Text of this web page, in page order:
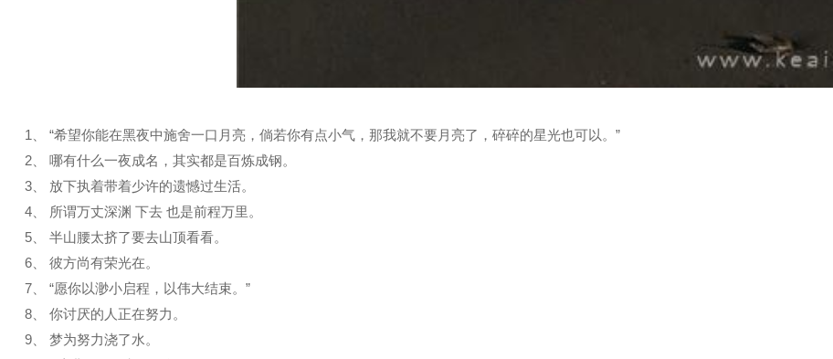
1、 “希望你能在黑夜中施舍一口月亮，倘若你有点小气，那我就不要月亮了，碎碎的星光也可以。”
2、 哪有什么一夜成名，其实都是百炼成钢。
3、 放下执着带着少许的遗憾过生活。
4、 所谓万丈深渊 下去 也是前程万里。
5、 半山腰太挤了要去山顶看看。
6、 彼方尚有荣光在。
7、 “愿你以渺小启程，以伟大结束。”
8、 你讨厌的人正在努力。
9、 梦为努力浇了水。